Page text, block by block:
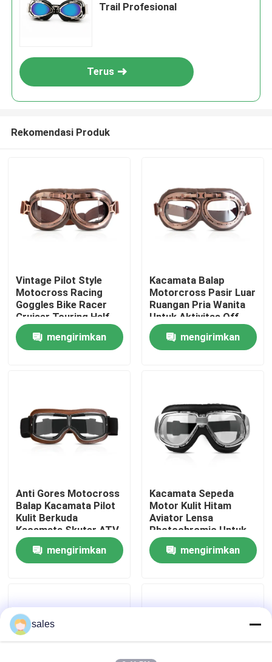
Rumah
Produk
Tur Pabrik
Berita
kasus
Anti Fog Kolam Goggles
Trail Profesional
Terus
Rekomendasi Produk
Vintage Pilot Style
Motocross Racing
Goggles Bike Racer
Cruiser Touring Half
Helm
mengirimkan
Kacamata Balap
Motorcross Pasir Luar
Ruangan Pria Wanita
Untuk Aktivitas Off-
Road
mengirimkan
Anti Gores Motocross
Balap Kacamata Pilot
Kulit Berkuda
Kacamata Skuter ATV
Off Road Debu Bukti
Kacamatamengirimkan
Kacamata Sepeda
Motor Kulit Hitam
Aviator Lensa
Photochromic Untuk
Helm
mengirimkan
sales